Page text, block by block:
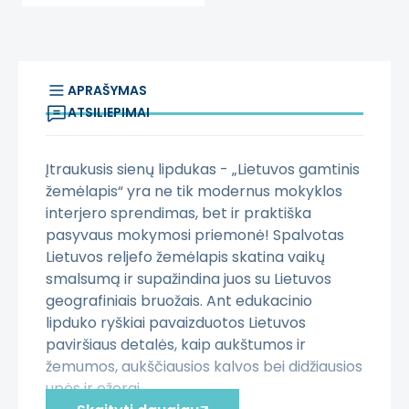
APRAŠYMAS
ATSILIEPIMAI
Įtraukusis sienų lipdukas - „Lietuvos gamtinis
žemėlapis“ yra ne tik modernus mokyklos
interjero sprendimas, bet ir praktiška
pasyvaus mokymosi priemonė! Spalvotas
Lietuvos reljefo žemėlapis skatina vaikų
smalsumą ir supažindina juos su Lietuvos
geografiniais bruožais. Ant edukacinio
lipduko ryškiai pavaizduotos Lietuvos
paviršiaus detalės, kaip aukštumos ir
žemumos, aukščiausios kalvos bei didžiausios
upės ir ežerai.